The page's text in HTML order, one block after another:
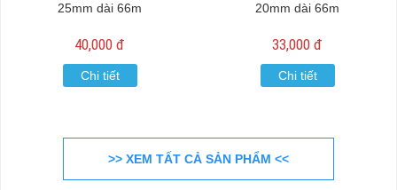
25mm dài 66m
40,000 đ
Chi tiết
20mm dài 66m
33,000 đ
Chi tiết
>> XEM TẤT CẢ SẢN PHẨM <<